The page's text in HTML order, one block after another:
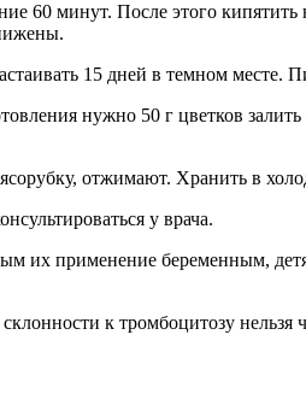
60 минут. После этого
15 дней в темном месте.
нужно 50 г цветков
отжимают. Хранить в
у врача.
их применение беременным,
к тромбоцитозу нельзя